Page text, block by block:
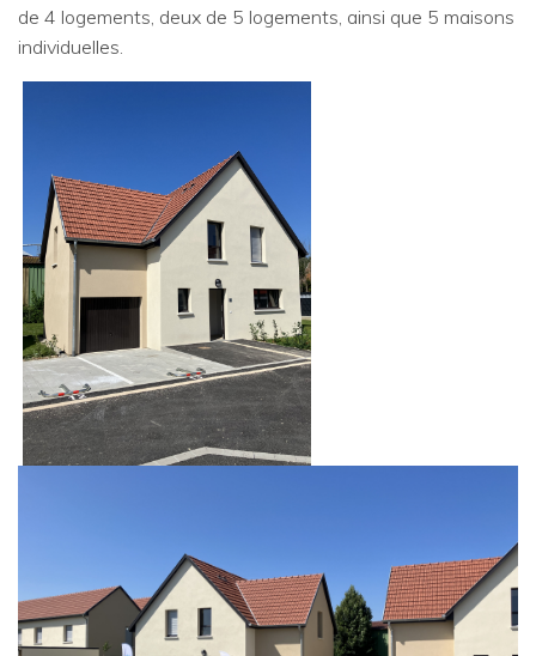
de 4 logements, deux de 5 logements, ainsi que 5 maisons
individuelles.